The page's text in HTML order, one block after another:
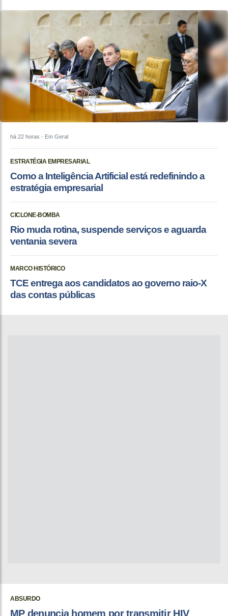
há 22 horas - Em Geral
ESTRATÉGIA EMPRESARIAL
Como a Inteligência Artificial está redefinindo a
estratégia empresarial
CICLONE-BOMBA
Rio muda rotina, suspende serviços e aguarda
ventania severa
MARCO HISTÓRICO
TCE entrega aos candidatos ao governo raio-X
das contas públicas
ABSURDO
MP denuncia homem por transmitir HIV